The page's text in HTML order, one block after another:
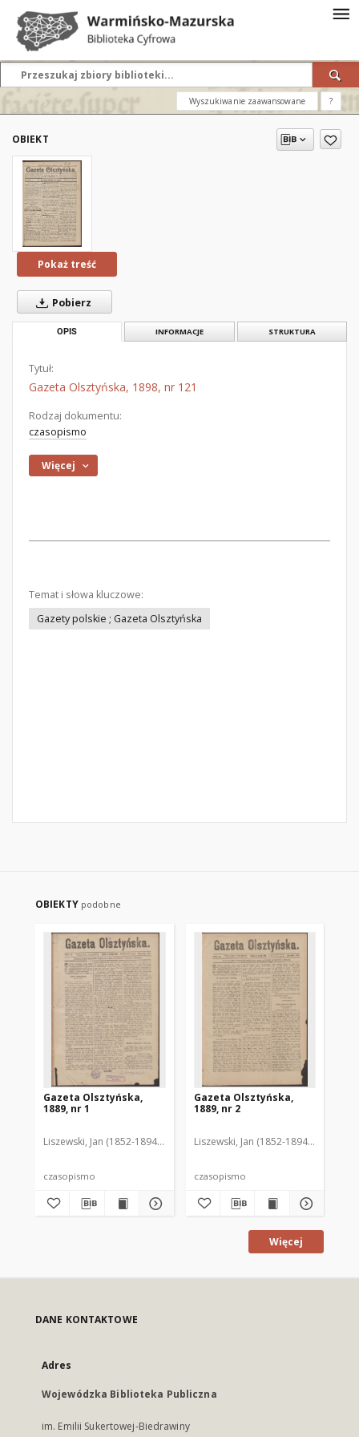
Wyszukiwanie zaawansowane ?
OBIEKT
Pokaż treść
Pobierz
OPIS INFORMACJE STRUKTURA
Tytuł:
Gazeta Olsztyńska, 1898, nr 121
Rodzaj dokumentu:
czasopismo
Więcej
Temat i słowa kluczowe:
Gazety polskie ; Gazeta Olsztyńska
OBIEKTY podobne
Gazeta Olsztyńska,
1889, nr 1
Liszewski, Jan (1852-1894). Red.
czasopismo
Gazeta Olsztyńska,
1889, nr 2
Liszewski, Jan (1852-1894). Red.
czasopismo
Więcej
DANE KONTAKTOWE
Adres
Wojewódzka Biblioteka Publiczna
im. Emilii Sukertowej-Biedrawiny